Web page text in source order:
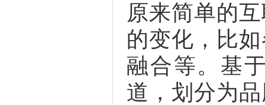
原来简单的
的变化，比
融合等。基
道，划分为